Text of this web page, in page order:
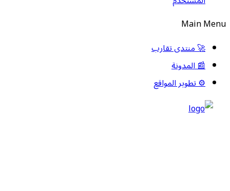
Main Menu
🚀 منتدى تقارب
📰 المدونة
⚙️ تطوير المواقع